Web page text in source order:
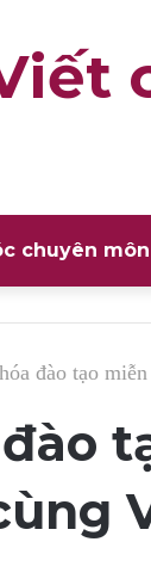
chuyên môn
đào tạo